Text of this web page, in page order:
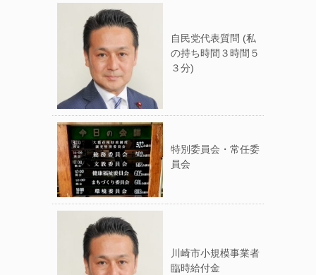
自民党代表質問 (私
の持ち時間３時間５
３分)
特別委員会・常任委
員会
川崎市小規模事業者
臨時給付金